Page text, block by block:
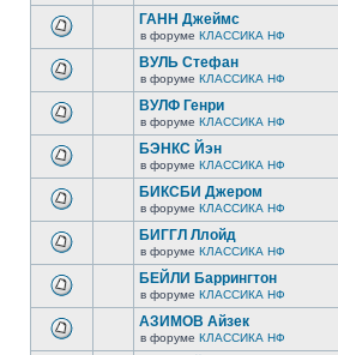
ГАНН Джеймс
в форуме КЛАССИКА НФ
ВУЛЬ Стефан
в форуме КЛАССИКА НФ
ВУЛФ Генри
в форуме КЛАССИКА НФ
БЭНКС Йэн
в форуме КЛАССИКА НФ
БИКСБИ Джером
в форуме КЛАССИКА НФ
БИГГЛ Ллойд
в форуме КЛАССИКА НФ
БЕЙЛИ Баррингтон
в форуме КЛАССИКА НФ
АЗИМОВ Айзек
в форуме КЛАССИКА НФ